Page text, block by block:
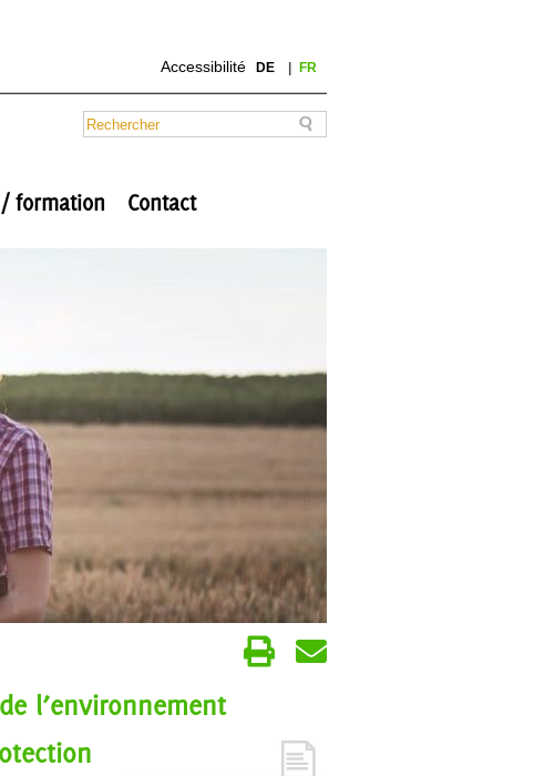
Accessibilité DE FR
formation Contact
l’environnement